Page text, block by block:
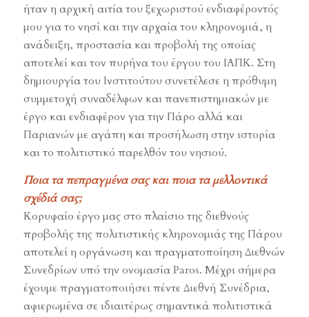
ήταν η αρχική αιτία του ξεχωριστού ενδιαφέροντός
μου για το νησί και την αρχαία του κληρονομιά, η
ανάδειξη, προστασία και προβολή της οποίας
αποτελεί και τον πυρήνα του έργου του ΙΑΠΚ. Στη
δημιουργία του Ινστιτούτου συνετέλεσε η πρόθυμη
συμμετοχή συναδέλφων και πανεπιστημιακών με
έργο και ενδιαφέρον για την Πάρο αλλά και
Παριανών με αγάπη και προσήλωση στην ιστορία
και το πολιτιστικό παρελθόν του νησιού.
Ποια τα πεπραγμένα σας και ποια τα μελλοντικά
σχέδιά σας;
Κορυφαίο έργο μας στο πλαίσιο της διεθνούς
προβολής της πολιτιστικής κληρονομιάς της Πάρου
αποτελεί η οργάνωση και πραγματοποίηση Διεθνών
Συνεδρίων υπό την ονομασία Paros. Μέχρι σήμερα
έχουμε πραγματοποιήσει πέντε Διεθνή Συνέδρια,
αφιερωμένα σε ιδιαιτέρως σημαντικά πολιτιστικά